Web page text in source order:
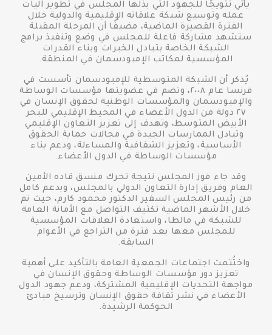
يأتي تتويجًا للجهود التي بذلها المجلس في تطوير آليات
عمله وتوسيع شبكة علاقاته الإقليمية والدولية خلال
الفترة القصيرة الماضية، مضيفًا أن المرحلة المقبلة
ستشهد مشاركة فاعلة للمجلس في وضع وتنفيذ برامج
الشبكة الخاصة بتبادل الخبرات وبناء القدرات
المؤسسية لمكاتب الإمبودسمان في المنطقة.
يُذكر أن الشبكة المتوسطية للإمبودسمان تأسست في
فرنسا عام ٢٠٠٨، وتضم في عضويتها مؤسسات الوساطة
والإمبودسمان والمؤسسات الوطنية لحقوق الإنسان في
٢٧ دولة من الدول الأعضاء في المحيط الإقليمي للبحر
الأبيض المتوسط، وتهدف إلى تعزيز التعاون الإقليمي
وتبادل الممارسات الجيدة في مجالات حماية الحقوق
الأساسية، وتعزيز الشفافية والمساءلة، ودعم بناء
مؤسسات الوساطة في الدول الأعضاء.
وقد جاء فوز المجلس نتيجة تحرك منسق قاده الأمين
العام وفريق إدارة التعاون الدولي بالمجلس، وبدعم كامل
من رئيس المجلس السفير الدكتور محمود كارم، حيث تم
خلال الأشهر الماضية تكثيف التواصل مع الأمانة العامة
للشبكة في مالطا، واستعادة العلاقات المؤسسية
للمجلس معها بعد فترة من التراجع في الأعوام
السابقة.
واختُتمت اجتماعات الجمعية العامة بالتأكيد على أهمية
تعزيز دور مؤسسات الوساطة وحقوق الإنسان في
مواجهة التحديات الإقليمية المشتركة، ودعم جهود الدول
الأعضاء في نشر ثقافة حقوق الإنسان وترسيخ مبادئ
الحوكمة الرشيدة.